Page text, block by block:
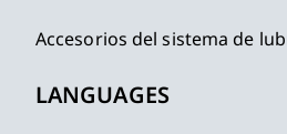
Accesorios del sistema de
LANGUAGES